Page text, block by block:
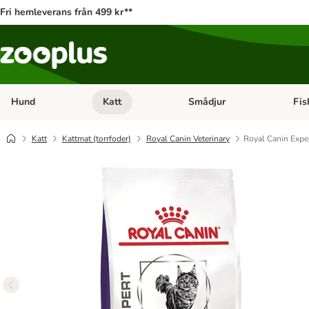
Fri hemleverans från 499 kr**
Hund Open category menu: Hund
Katt Open category menu: Katt
Smådjur
Katt Kattmat (torrfoder) Royal Canin Veterinary Royal Canin